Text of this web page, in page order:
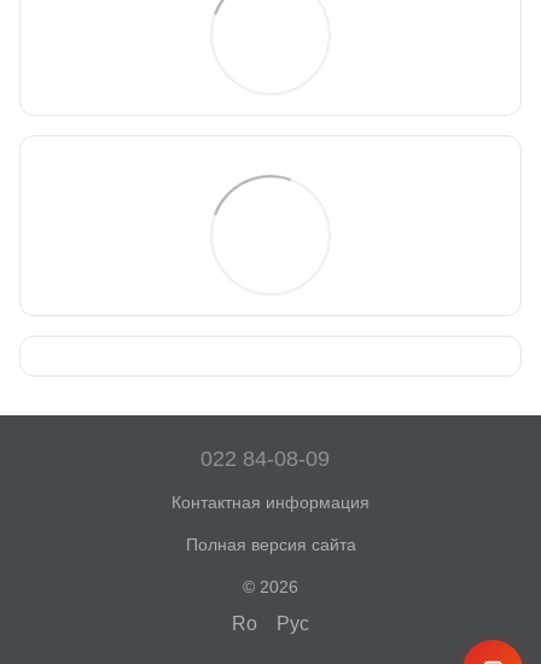
022 84-08-09
Контактная информация
Полная версия сайта
© 2026
Ro Рус